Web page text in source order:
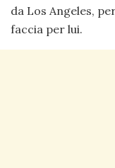
da Los Angeles,
faccia per lui.